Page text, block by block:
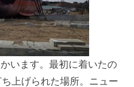
います。最初に着いたの
上げられた場所。ニュー